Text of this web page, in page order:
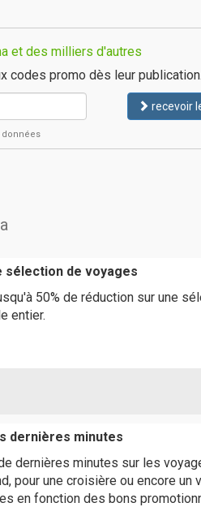
et des milliers d'autres
codes promo dès leur publication.
recevoir
données
sélection de voyages
50% de réduction sur une
entier.
dernières minutes
dernières minutes sur les
pour une croisière ou encore un
en fonction des bons